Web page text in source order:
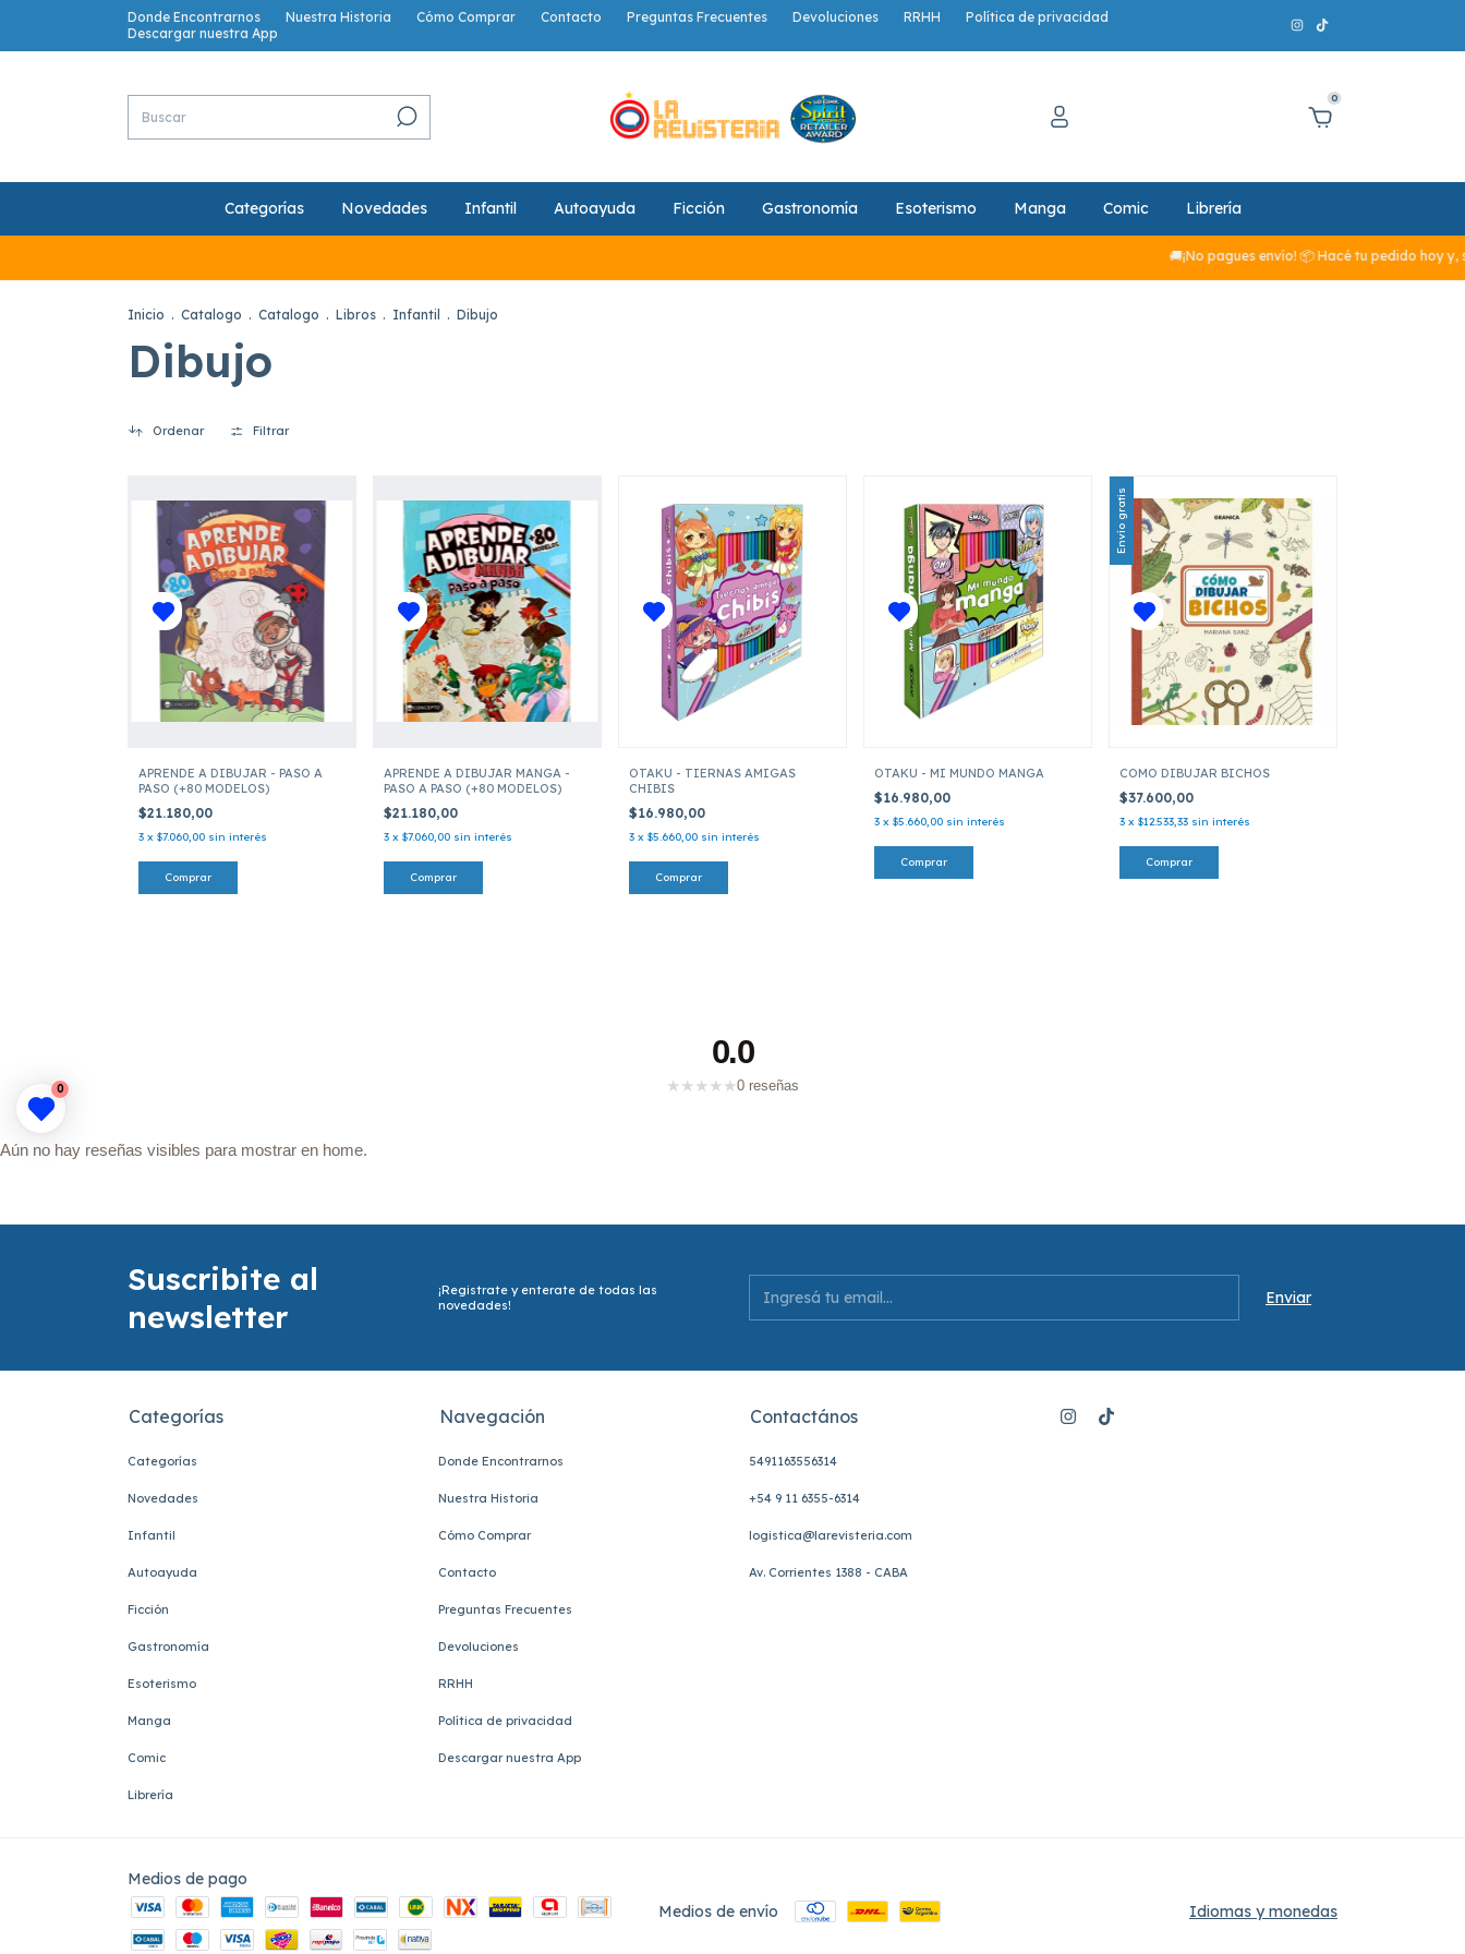
Donde Encontrarnos Nuestra Historia Cómo Comprar Contacto Preguntas Frecuentes Devoluciones RRHH
Política de privacidad
Descargar nuestra App
0
Categorías Novedades Infantil Autoayuda Ficción Gastronomía Esoterismo Manga Comic Librería
🚚¡No pagues envío! 📦 Hacé tu pedido hoy y, si
Inicio . Catalogo . Catalogo . Libros . Infantil . Dibujo
Dibujo
Ordenar Filtrar
APRENDE A DIBUJAR - PASO A
PASO (+80 MODELOS)
$21.180,00
3 x $7.060,00 sin interés
APRENDE A DIBUJAR MANGA -
PASO A PASO (+80 MODELOS)
$21.180,00
3 x $7.060,00 sin interés
OTAKU - TIERNAS AMIGAS
CHIBIS
$16.980,00
3 x $5.660,00 sin interés
OTAKU - MI MUNDO MANGA
$16.980,00
3 x $5.660,00 sin interés
Envío gratis
COMO DIBUJAR BICHOS
$37.600,00
3 x $12.533,33 sin interés
0.0
★ ★ ★ ★ ★0 reseñas
Aún no hay reseñas visibles para mostrar en home.
Suscribite al
newsletter
¡Registrate y enterate de todas las
novedades!
Categorías
Categorías
Novedades
Infantil
Autoayuda
Ficción
Gastronomía
Esoterismo
Manga
Comic
Librería
Navegación
Donde Encontrarnos
Nuestra Historia
Cómo Comprar
Contacto
Preguntas Frecuentes
Devoluciones
RRHH
Política de privacidad
Descargar nuestra App
Contactános
5491163556314
+54 9 11 6355-6314
logistica@larevisteria.com
Av. Corrientes 1388 - CABA
Medios de pago
Medios de envío
Idiomas y monedas
0